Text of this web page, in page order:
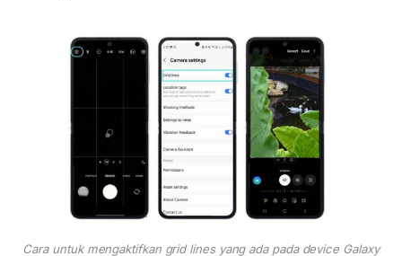
Cara untuk mengaktifkan grid lines yang ada pada device Galaxy